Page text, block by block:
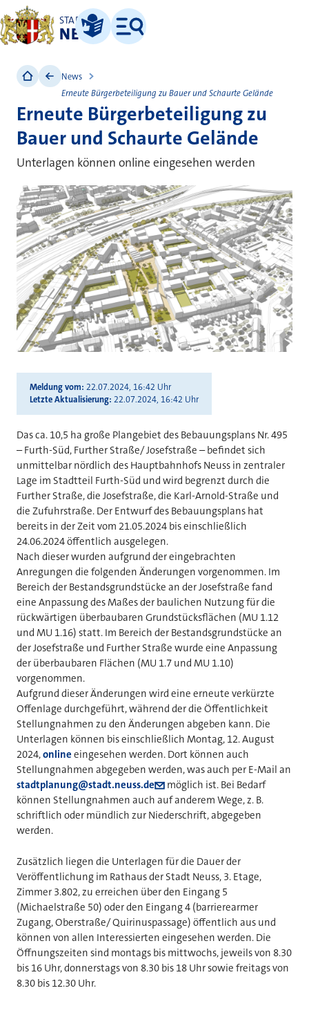
STADT
NEUSS
Leichte Sprache
Menü
News
Erneute Bürgerbeteiligung zu Bauer und Schaurte Gelände
Erneute Bürgerbeteiligung zu
Bauer und Schaurte Gelände
Unterlagen können online eingesehen werden
Meldung vom 22.07.2024, 16:42 Uhr
Letzte Aktualisierung 22.07.2024, 16:42 Uhr
Das ca. 10,5 ha große Plangebiet des Bebauungsplans Nr. 495
– Furth-Süd, Further Straße/ Josefstraße – befindet sich
unmittelbar nördlich des Hauptbahnhofs Neuss in zentraler
Lage im Stadtteil Furth-Süd und wird begrenzt durch die
Further Straße, die Josefstraße, die Karl-Arnold-Straße und
die Zufuhrstraße. Der Entwurf des Bebauungsplans hat
bereits in der Zeit vom 21.05.2024 bis einschließlich
24.06.2024 öffentlich ausgelegen.
Nach dieser wurden aufgrund der eingebrachten
Anregungen die folgenden Änderungen vorgenommen. Im
Bereich der Bestandsgrundstücke an der Josefstraße fand
eine Anpassung des Maßes der baulichen Nutzung für die
rückwärtigen überbaubaren Grundstücksflächen (MU 1.12
und MU 1.16) statt. Im Bereich der Bestandsgrundstücke an
der Josefstraße und Further Straße wurde eine Anpassung
der überbaubaren Flächen (MU 1.7 und MU 1.10)
vorgenommen.
Aufgrund dieser Änderungen wird eine erneute verkürzte
Offenlage durchgeführt, während der die Öffentlichkeit
Stellungnahmen zu den Änderungen abgeben kann. Die
Unterlagen können bis einschließlich Montag, 12. August
2024,online eingesehen werden. Dort können auch
Stellungnahmen abgegeben werden, was auch per E-Mail an
stadtplanung@stadt.neuss.de
möglich ist. Bei Bedarf
können Stellungnahmen auch auf anderem Wege, z. B.
schriftlich oder mündlich zur Niederschrift, abgegeben
werden.
Zusätzlich liegen die Unterlagen für die Dauer der
Veröffentlichung im Rathaus der Stadt Neuss, 3. Etage,
Zimmer 3.802, zu erreichen über den Eingang 5
(Michaelstraße 50) oder den Eingang 4 (barrierearmer
Zugang, Oberstraße/ Quirinuspassage) öffentlich aus und
können von allen Interessierten eingesehen werden. Die
Öffnungszeiten sind montags bis mittwochs, jeweils von 8.30
bis 16 Uhr, donnerstags von 8.30 bis 18 Uhr sowie freitags von
8.30 bis 12.30 Uhr.